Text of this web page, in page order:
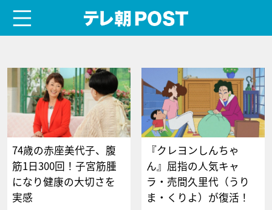
74歳の赤座美代子、腹
筋1日300回！子宮筋腫
になり健康の大切さを
実感
『クレヨンしんちゃ
ん』屈指の人気キャ
ラ・売間久里代（うり
ま・くりよ）が復活！